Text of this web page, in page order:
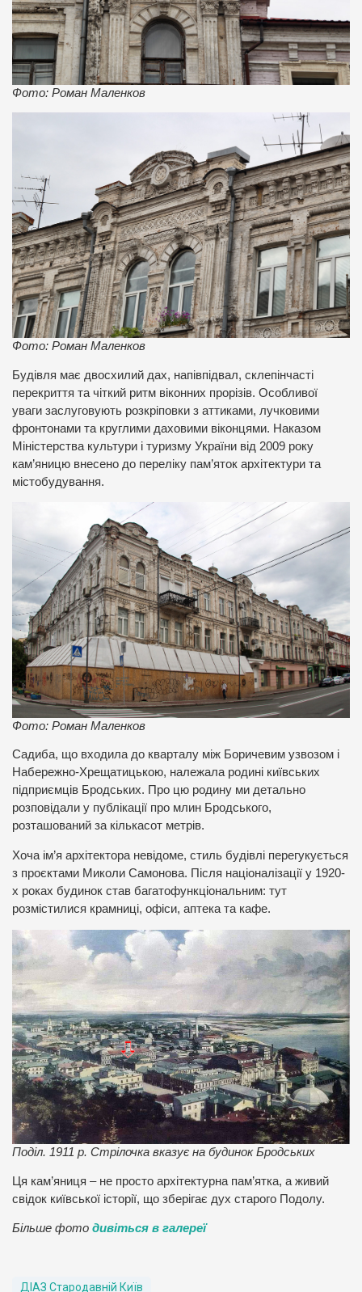
Фото: Роман Маленков
Фото: Роман Маленков
Будівля має двосхилий дах, напівпідвал, склепінчасті
перекриття та чіткий ритм віконних прорізів. Особливої
уваги заслуговують розкріповки з аттиками, лучковими
фронтонами та круглими даховими віконцями. Наказом
Міністерства культури і туризму України від 2009 року
кам’яницю внесено до переліку пам’яток архітектури та
містобудування.
Фото: Роман Маленков
Садиба, що входила до кварталу між Боричевим узвозом і
Набережно-Хрещатицькою, належала родині київських
підприємців Бродських. Про цю родину ми детально
розповідали у публікації про млин Бродського,
розташований за кількасот метрів.
Хоча ім’я архітектора невідоме, стиль будівлі перегукується
з проєктами Миколи Самонова. Після націоналізації у 1920-
х роках будинок став багатофункціональним: тут
розмістилися крамниці, офіси, аптека та кафе.
Поділ. 1911 р. Стрілочка вказує на будинок Бродських
Ця кам’яниця – не просто архітектурна пам’ятка, а живий
свідок київської історії, що зберігає дух старого Подолу.
Більше фото дивіться в галереї
ДІАЗ Стародавній Київ